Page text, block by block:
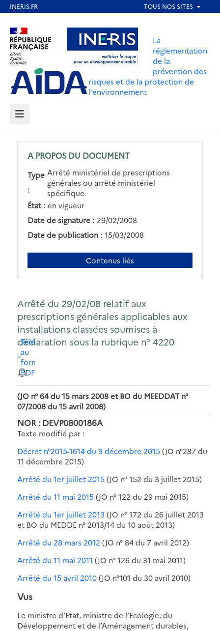
contenu
principal
Aller au contenu Aller au menu
Aller au pied de page
La
réglementation
de la
prévention des
risques et de la protection de
l'environnement
MENU
A PROPOS DU DOCUMENT
Type
:
Arrêté ministériel de prescriptions
générales ou arrêté ministériel
spécifique
État : en vigueur
Date de signature : 29/02/2008
Date de publication : 15/03/2008
Contenus liés
Arrêté du 29/02/08 relatif aux
prescriptions générales applicables aux
installations classées soumises à
déclaration sous la rubrique n° 4220
Télécharger
au
format
PDF
(JO n° 64 du 15 mars 2008 et BO du MEEDDAT n°
07/2008 du 15 avril 2008)
NOR : DEVP0800186A
Texte modifié par :
Décret n°2015-1614 du 9 décembre 2015 (JO n°287 du
11 décembre 2015)
Arrêté du 1er juillet 2015 (JO n° 152 du 3 juillet 2015)
Arrêté du 11 mai 2015 (JO n° 122 du 29 mai 2015)
Arrêté du 1er juillet 2013 (JO n° 172 du 26 juillet 2013
et BO du MEDDE n° 2013/14 du 10 août 2013)
Arrêté du 28 mars 2012 (JO n° 84 du 7 avril 2012)
Arrêté du 11 mai 2011 (JO n° 126 du 31 mai 2011)
Arrêté du 15 avril 2010(JO n°101 du 30 avril 2010)
Vus
Le ministre d’Etat, ministre de l’Ecologie, du
Développement et de l’Aménagement durables,